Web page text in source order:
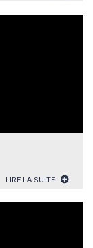
LIRE LA SUITE